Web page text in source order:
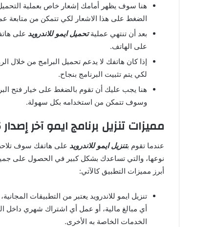
هنا سوف يظهر أمامك إشعار خاص بعملية
الضغط على هذا الاشعار لكي تتمكن من متابعة
بعد أن تنتهي عمليةتحميل ايمو للاندرويد على
على الهاتف.
إذا كان هاتفك لا يدعم تحميل البرامج من خلال
لكي يتم تثبيت البرنامج بنجاح.
هنا يجب عليك أن تقوم بالضغط على خيار فتح
وسوف تتمكن من استخدامه بكل سهولة.
مميزات تنزيل برنامج ايمو آخر إصدار 2026 للاندرويد من ميديا فاير
عندما تقوم بتنزيل ايمو للاندرويد على هاتفك سوف
نوعها، والتي تساعدك بشكل كبير في الحصول على
أبرز مميزات التطبيق كالآتي:
تنزيل ايمو للاندرويد يعتبر من التطبيقات
أي مبالغ مالية، أو عمل أي اشتراك شهري
الخدمات الخاصة به الأخرى.